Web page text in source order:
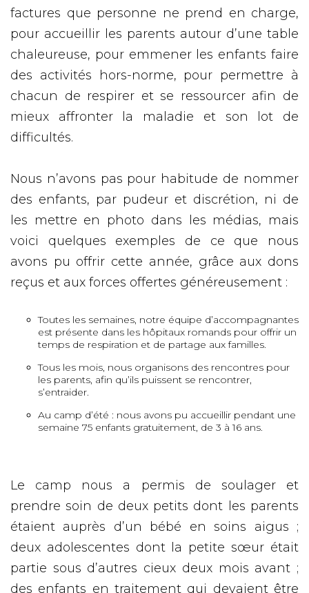
factures que personne ne prend en charge,
pour accueillir les parents autour d’une table
chaleureuse, pour emmener les enfants faire
des activités hors-norme, pour permettre à
chacun de respirer et se ressourcer afin de
mieux affronter la maladie et son lot de
difficultés.
Nous n’avons pas pour habitude de nommer
des enfants, par pudeur et discrétion, ni de
les mettre en photo dans les médias, mais
voici quelques exemples de ce que nous
avons pu offrir cette année, grâce aux dons
reçus et aux forces offertes généreusement :
Toutes les semaines, notre équipe d’accompagnantes
est présente dans les hôpitaux romands pour offrir un
temps de respiration et de partage aux familles.
Tous les mois, nous organisons des rencontres pour
les parents, afin qu’ils puissent se rencontrer,
s’entraider.
Au camp d’été : nous avons pu accueillir pendant une
semaine 75 enfants gratuitement, de 3 à 16 ans.
Le camp nous a permis de soulager et
prendre soin de deux petits dont les parents
étaient auprès d’un bébé en soins aigus ;
deux adolescentes dont la petite sœur était
partie sous d’autres cieux deux mois avant ;
des enfants en traitement qui devaient être